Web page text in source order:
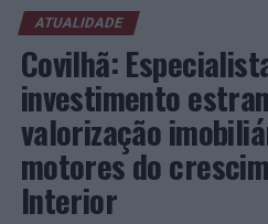
Saiba mais emhttps://
sintra.pt/compostagem-smas/
Foto: DR.
TÓPICOS RELACIONADOS:
DESTAQUE
ECOLOGIA SINTRA
PRÓXIMO
ATUALIDADE
Covilhã:
investimento
valorização
motores do
Interior